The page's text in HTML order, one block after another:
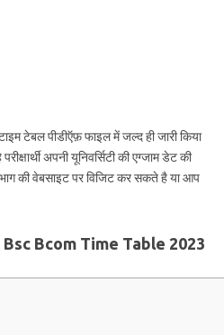
टेबल पीडीऍफ़ फाइल में जल्द ही जारी किया
अपनी यूनिवर्सिटी की एग्जाम डेट की
की वेबसाइट पर विजिट कर सकते है या आप
Bcom Time Table 2023